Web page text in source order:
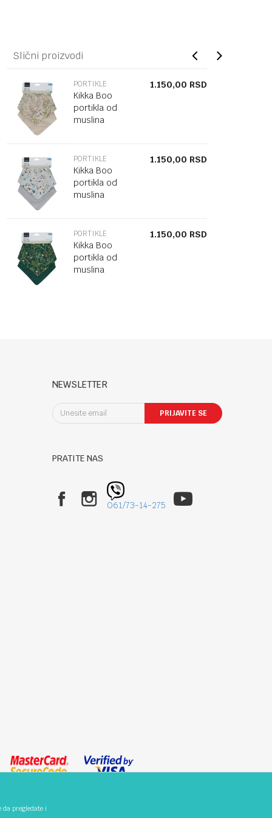
Slični proizvodi
PORTIKLE
Kikka Boo
portikla od
muslina
1.150,00 RSD
PORTIKLE
Kikka Boo
portikla od
muslina
1.150,00 RSD
PORTIKLE
Kikka Boo
portikla od
muslina
1.150,00 RSD
NEWSLETTER
PRIJAVITE SE
PRATITE NAS
061/73-14-275
pregledate i